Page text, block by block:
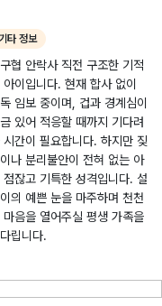
기타 정보
협 안락사 직전 구조한 기적
아이입니다. 현재 합사 없이
임보 중이며, 겁과 경계심이
있어 적응할 때까지 기다려
시간이 필요합니다. 하지만 짖
나 분리불안이 전혀 없는 아
점잖고 기특한 성격입니다. 설
의 예쁜 눈을 마주하며 천천
마음을 열어주실 평생 가족을
립니다.